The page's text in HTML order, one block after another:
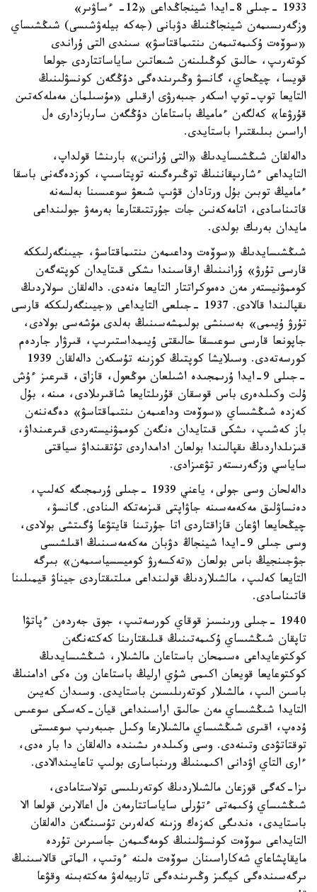
1933 -جىلى 8-ايدا شينجاڭداعى «12- ءساۋىر»
وزگەرىسىمەن شينجاڭنىڭ دۋبانى (جەكە بيلەۋشىسى) شىڭشىساي
«سوۆەت ۇكىمەتىمەن ىنتىماقتاسۋ» سىندى التى ۇراندى
كوتەرىپ، حالىق كوڭىلىنەن شىعاتىن ساياساتتاردى جولعا
قويسا، چيڭحاي، گانسۋ وڭىرىندەگى دۇڭگەن كونسۋلىنىڭ
التايعا توپ-توپ اسكەر جىبەرۋى ارقىلى «مۇسىلمان مەملەكەتىن
قۇرۋعا» كەلگەن ءماميڭ باستاعان دۇڭگەن ساربازدارى ەل
اراسىن بىلىقتىرا باستايدى.
دالەلقان شىڭشىسايدىڭ «التى ۇرانىن» بارىنشا قولداپ،
التايداعى ءشارىپقاننىڭ توڭىرەگىنە توپتاسىپ، كوزدەگەنى باسقا
ءماميڭ توبىن بۇل ورتادان قۋىپ شىعۋ سوعىسىنا بەلسەنە
قاتىناسادى، اتامەكەنىن جات جۇرتتىقتارعا بەرمەۋ جولىنداعى
مايدان بەرىك بولدى.
شىڭشىسايدىڭ «سوۆەت وداعىمەن ىنتىماقتاسۋ، جيىنگەرلىككە
قارسى تۇرۋ» ۇرانىنىڭ ارقاسىندا ىشكى قىتايدان كوپتەگەن
كوممۋنيستەر مەن دەموكراتتار التايعا ەنەدى. دالەلقان سولاردىڭ
ىقپالىندا قالادى. 1937 -جىلعى التايداعى «جيىنگەرلىككە قارسى
تۇرۋ ۇيىمى» بەسىنشى بولىمشەسىنىڭ بەلدى مۇشەسى بولادى،
جاپونعا قارسى سوعىسقا حالىقتى ۇيىمداستىرىپ، قىرۋار جاردەم
كورسەتەدى. وسىلايشا كوپتىڭ كوزىنە تۇسكەن دالەلقان 1939
-جىلى 9-ايدا ۇرىمجىدە اشىلعان موڭعول، قازاق، قىرعىز ءۇش
ۇلت وكىلدەرى باس قوسقان قۇرىلتايعا شاقىرىلادى، مىنە، بۇل
كەزدە شىڭشىساي «سوۆەت وداعىمەن ىنتىماقتاسۋ» دەگەننەن
باز كەشىپ، ىشكى قىتايدان ەنگەن كوممۋنيستەردى قىرعىنداۋ،
قىزىلداردىڭ ىقپالىندا بولعان ادامداردى تۇتقىنداۋ سياقتى
ساياسي وزگەرىستەر تۋعىزادى.
دالەلحان وسى جولى، ياعني 1939 -جىلى ۇرىمجىگە كەلىپ،
دەنساۋلىق مەكەمەسىنە جاۋاپتى قىزمەتكە الىنادى. گانسۋ،
چيڭحايعا اۋعان قازاقتاردى اتا جۇرتىنا قايتۋعا ۇگىتشى بولادى،
وسى جىلى 9-ايدا شينجاڭ دۋبان مەكەمەسىنىڭ اقىلشىسى
جۋجىنجيڭ باس بولعان «تەكسەرۋ كوميسسياسىمەن» بىرگە
التايعا كەلىپ، مالشىلاردىڭ قولىنداعى مىلتىقتاردى جيناۋ قيمىلىنا
قاتىناسادى.
1940 -جىلى ورىنسىز قوقاي كورسەتىپ، جوق جەردەن ءپاتۋا
تاپقان شىڭشىساي ۇكىمەتىنىڭ قىلىقتارىنا كەكتەنگەن
كوكتوعايداعى ەسىمحان باستاعان مالشىلار، شىڭشىسايدىڭ
كوكتوعايعا قويعان اكىمى شۇي ارليڭ باستاعان ون ەكى ادامنىڭ
باسىن الىپ، مالشىلار كوتەرىلىسىن باستايدى. وسىدان كەيىن
التايدا شىڭشىساي مەن حالىق اراسىنداعى قيان-كەسكى سوعىس
ۇدەپ، اقىرى شىڭشىساي مالشىلارعا وكىل جىبەرىپ سوعىستى
توقتاتۋدى وتىنەدى. وسى وكىلدەر ىشىندە دالەلقان دا بار ەدى،
ءارى التاي اۋدانى اكىمىنىڭ ورىنباسارى بولىپ تاعايىندالادى.
ىزا-كەگى قوزعان مالشىلاردىڭ كوتەرىلىسى تولاستامادى،
شىڭشىساي ۇكىمەتى ءتۇرلى ساياساتتارمەن ەل اعالارىن قولعا الا
باستايدى، ەندىگى كەزەك وزىنە كەلەرىن تۇسىنگەن دالەلقان
التايداعى سوۆەت كونسۋلىنىڭ كومەگىمەن جاسىرىن تۇردە
مايقاپشاعاي شەكاراسىنان سوۆەت ەلىنە ءوتىپ، الماتى قالاسىنىڭ
ىرگەسىندەگى كيگىز وڭىرىندەگى تاربيەلەۋ مەكتەبىنە وقۋعا